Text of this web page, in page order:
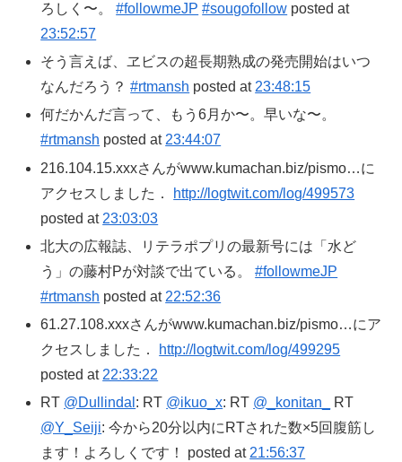
ろしく〜。#followmeJP #sougofollow posted at
23:52:57
そう言えば、ヱビスの超長期熟成の発売開始はいつ
なんだろう？#rtmansh posted at 23:48:15
何だかんだ言って、もう6月か〜。早いな〜。
#rtmansh posted at 23:44:07
216.104.15.xxxさんがwww.kumachan.biz/pismo…に
アクセスしました．
http://logtwit.com/log/499573
posted at 23:03:03
北大の広報誌、リテラポプリの最新号には「水ど
う」の藤村Pが対談で出ている。#followmeJP
#rtmansh posted at 22:52:36
61.27.108.xxxさんがwww.kumachan.biz/pismo…にア
クセスしました．
http://logtwit.com/log/499295
posted at 22:33:22
RT @Dullindal : RT @ikuo_x: RT @_konitan_
RT
@Y_Seiji: 今から20分以内にRTされた数×5回腹筋し
ます！よろしくです！ posted at 21:56:37